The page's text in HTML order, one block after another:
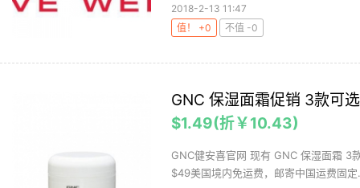
2018-2-13 11:47
值！ +0
不值 -0
GNC 保湿面霜促销 3款可
$1.49(折￥10.43)
GNC健安喜官网 现有 GNC 保湿面霜 3
$49美国境内免运费，邮寄中国运费固